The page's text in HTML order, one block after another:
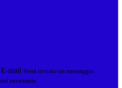
E-mail Verrà inviato un messaggio
necessarie.